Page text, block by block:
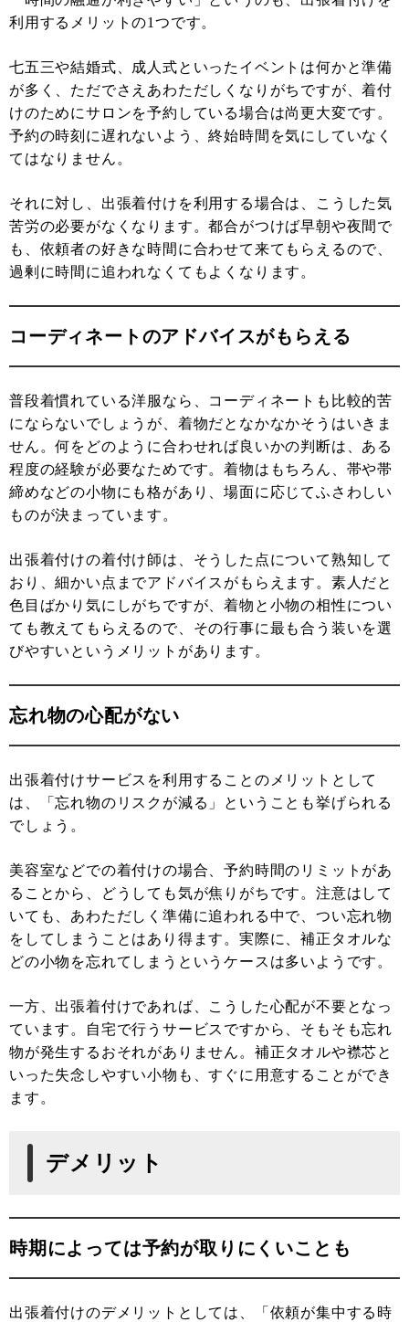
利用するメリットの1つです。
七五三や結婚式、成人式といったイベントは何かと準備
が多く、ただでさえあわただしくなりがちですが、着付
けのためにサロンを予約している場合は尚更大変です。
予約の時刻に遅れないよう、終始時間を気にしていなく
てはなりません。
それに対し、出張着付けを利用する場合は、こうした気
苦労の必要がなくなります。都合がつけば早朝や夜間で
も、依頼者の好きな時間に合わせて来てもらえるので、
過剰に時間に追われなくてもよくなります。
コーディネートのアドバイスがもらえる
普段着慣れている洋服なら、コーディネートも比較的苦
にならないでしょうが、着物だとなかなかそうはいきま
せん。何をどのように合わせれば良いかの判断は、ある
程度の経験が必要なためです。着物はもちろん、帯や帯
締めなどの小物にも格があり、場面に応じてふさわしい
ものが決まっています。
出張着付けの着付け師は、そうした点について熟知して
おり、細かい点までアドバイスがもらえます。素人だと
色目ばかり気にしがちですが、着物と小物の相性につい
ても教えてもらえるので、その行事に最も合う装いを選
びやすいというメリットがあります。
忘れ物の心配がない
出張着付けサービスを利用することのメリットとして
は、「忘れ物のリスクが減る」ということも挙げられる
でしょう。
美容室などでの着付けの場合、予約時間のリミットがあ
ることから、どうしても気が焦りがちです。注意はして
いても、あわただしく準備に追われる中で、つい忘れ物
をしてしまうことはあり得ます。実際に、補正タオルな
どの小物を忘れてしまうというケースは多いようです。
一方、出張着付けであれば、こうした心配が不要となっ
ています。自宅で行うサービスですから、そもそも忘れ
物が発生するおそれがありません。補正タオルや襟芯と
いった失念しやすい小物も、すぐに用意することができ
ます。
デメリット
時期によっては予約が取りにくいことも
出張着付けのデメリットとしては、「依頼が集中する時